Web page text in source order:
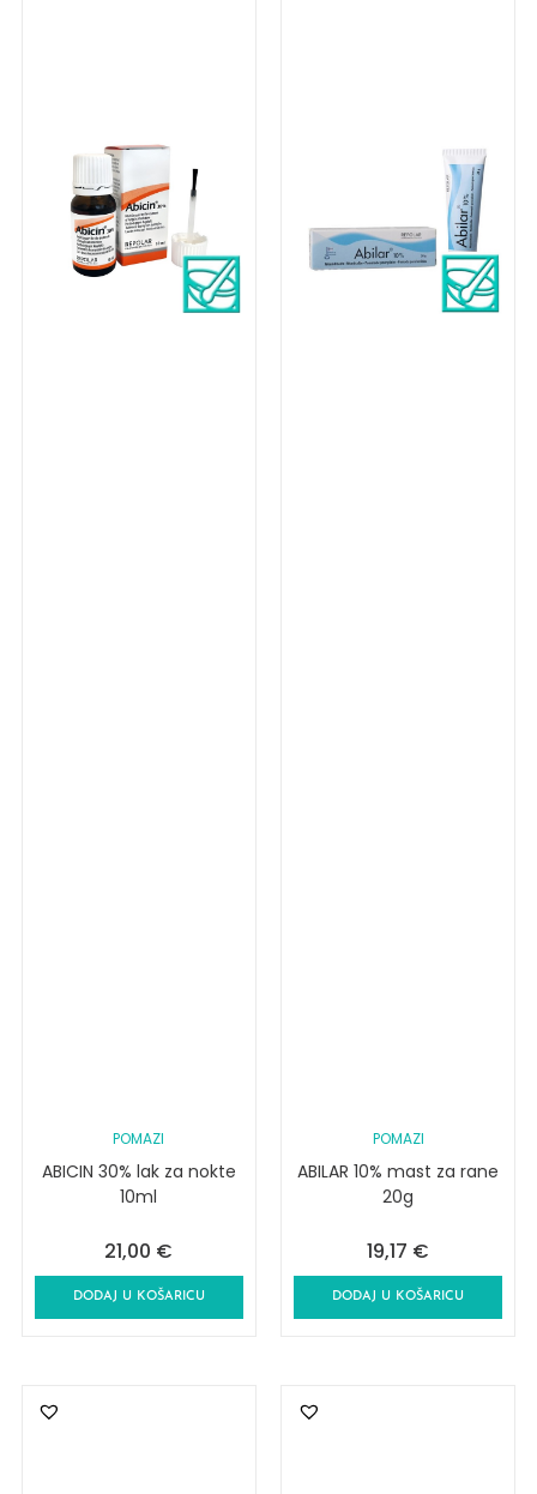
POMAZI
ABICIN 30% lak za nokte
10ml
21,00 €
DODAJ U KOŠARICU
POMAZI
ABILAR 10% mast za rane
20g
19,17 €
DODAJ U KOŠARICU